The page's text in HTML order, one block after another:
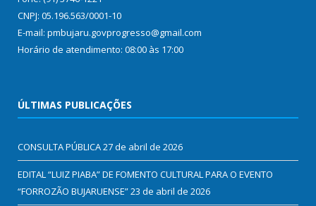
CNPJ: 05.196.563/0001-10
E-mail: pmbujaru.govprogresso@gmail.com
Horário de atendimento: 08:00 às 17:00
ÚLTIMAS PUBLICAÇÕES
CONSULTA PÚBLICA27 de abril de 2026
EDITAL “LUIZ PIABA” DE FOMENTO CULTURAL PARA O EVENTO
“FORROZÃO BUJARUENSE”23 de abril de 2026